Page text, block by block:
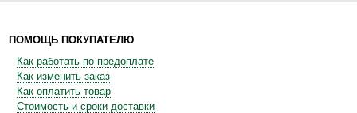
ПОМОЩЬ ПОКУПАТЕЛЮ
Как работать по предоплате
Как изменить заказ
Как оплатить товар
Стоимость и сроки доставки